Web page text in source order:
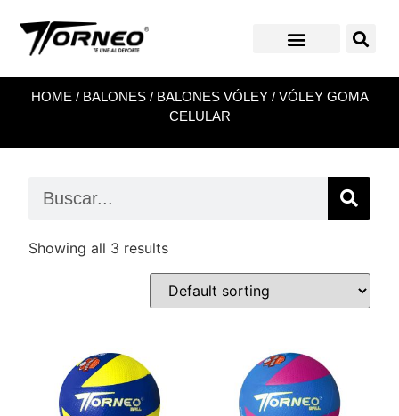
HOME / BALONES/ BALONES VÓLEY/ VÓLEY GOMA
CELULAR
Showing all 3 results